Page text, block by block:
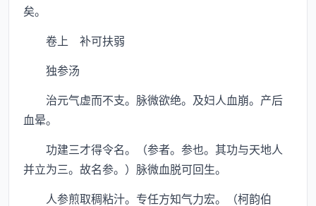
矣。
卷上 补可扶弱
独参汤
治元气虚而不支。脉微欲绝。及妇人血崩。产后
血晕。
功建三才得令名。（参者。参也。其功与天地人
并立为三。故名参。）脉微血脱可回生。
人参煎取稠粘汁。专任方知气力宏。（柯韵伯